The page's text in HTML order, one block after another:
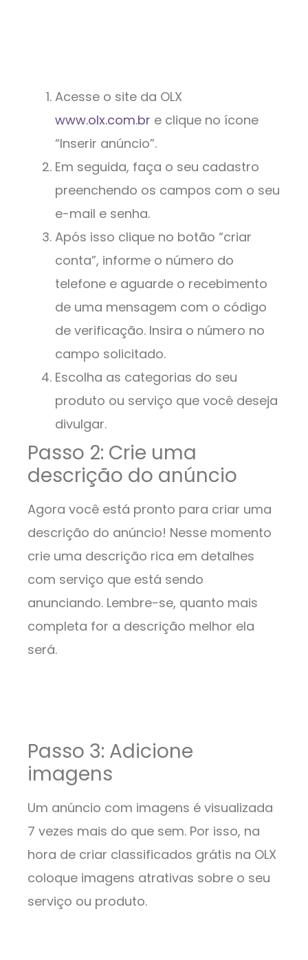
Acesse o site da OLX
www.olx.com.br e clique no ícone
“Inserir anúncio”.
Em seguida, faça o seu cadastro
preenchendo os campos com o seu
e-mail e senha.
Após isso clique no botão “criar
conta”, informe o número do
telefone e aguarde o recebimento
de uma mensagem com o código
de verificação. Insira o número no
campo solicitado.
Escolha as categorias do seu
produto ou serviço que você deseja
divulgar.
Passo 2: Crie uma
descrição do anúncio
Agora você está pronto para criar uma
descrição do anúncio! Nesse momento
crie uma descrição rica em detalhes
com serviço que está sendo
anunciando. Lembre-se, quanto mais
completa for a descrição melhor ela
será.
Passo 3: Adicione
imagens
Um anúncio com imagens é visualizada
7 vezes mais do que sem. Por isso, na
hora de criar classificados grátis na OLX
coloque imagens atrativas sobre o seu
serviço ou produto.